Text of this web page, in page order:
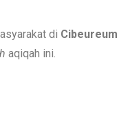
di Cibeureum
aqiqah ini.